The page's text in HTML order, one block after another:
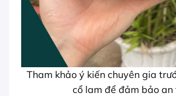
Tham khảo ý kiến chuyên gia
cổ lam để đảm bảo an